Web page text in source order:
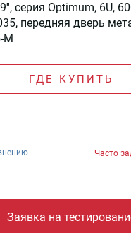
серия Optimum, 6U,
передняя дверь
M
ГДЕ КУПИТЬ
Часто
Заявка на